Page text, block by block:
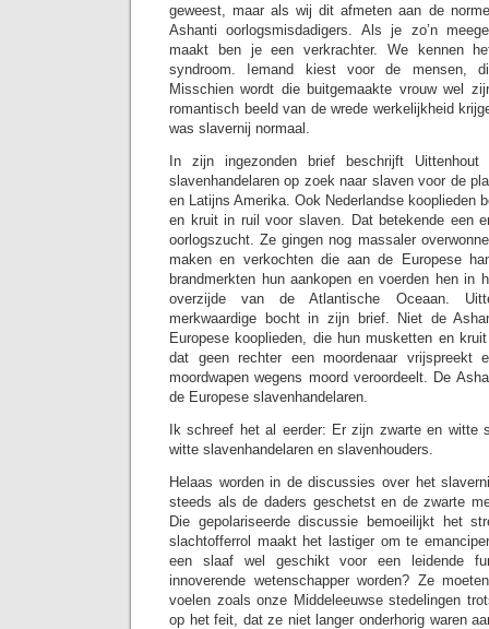
geweest, maar als wij dit afmeten aan de
Ashanti oorlogsmisdadigers. Als je zo’n
maakt ben je een verkrachter. We kennen
syndroom. Iemand kiest voor de mensen,
Misschien wordt die buitgemaakte vrouw wel
romantisch beeld van de wrede werkelijkheid
was slavernij normaal.
In zijn ingezonden brief beschrijft
slavenhandelaren op zoek naar slaven voor de
en Latijns Amerika. Ook Nederlandse kooplieden
en kruit in ruil voor slaven. Dat betekende een
oorlogszucht. Ze gingen nog massaler
maken en verkochten die aan de Europese
brandmerkten hun aankopen en voerden hen in
overzijde van de Atlantische Oceaan.
merkwaardige bocht in zijn brief. Niet de
Europese kooplieden, die hun musketten en
dat geen rechter een moordenaar vrijspreekt
moordwapen wegens moord veroordeelt. De
de Europese slavenhandelaren.
Ik schreef het al eerder: Er zijn zwarte en witte
witte slavenhandelaren en slavenhouders.
Helaas worden in de discussies over het
steeds als de daders geschetst en de zwarte
Die gepolariseerde discussie bemoeilijkt het
slachtofferrol maakt het lastiger om te
een slaaf wel geschikt voor een leidende
innoverende wetenschapper worden? Ze
voelen zoals onze Middeleeuwse stedelingen
op het feit, dat ze niet langer onderhorig waren